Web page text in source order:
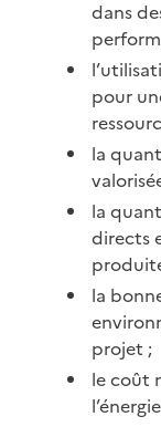
dans
pour
la
la
directs
la
projet ;
le coût